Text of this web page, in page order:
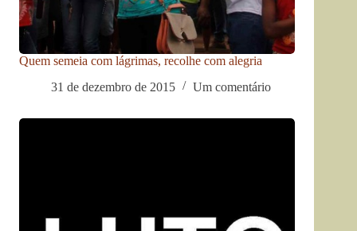
Quem semeia com lágrimas, recolhe com alegria
31 de dezembro de 2015
Um comentário